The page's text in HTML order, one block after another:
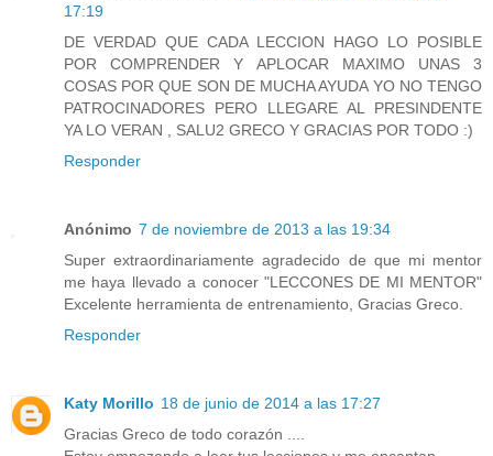
17:19
DE VERDAD QUE CADA LECCION HAGO LO POSIBLE
POR COMPRENDER Y APLOCAR MAXIMO UNAS 3
COSAS POR QUE SON DE MUCHA AYUDA YO NO TENGO
PATROCINADORES PERO LLEGARE AL PRESINDENTE
YA LO VERAN , SALU2 GRECO Y GRACIAS POR TODO :)
Responder
Anónimo 7 de noviembre de 2013 a las 19:34
Super extraordinariamente agradecido de que mi mentor
me haya llevado a conocer "LECCONES DE MI MENTOR"
Excelente herramienta de entrenamiento, Gracias Greco.
Responder
Katy Morillo 18 de junio de 2014 a las 17:27
Gracias Greco de todo corazón ....